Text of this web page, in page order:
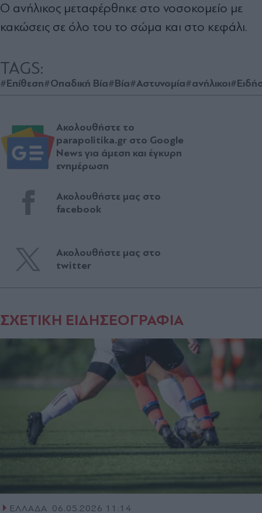
Ο ανήλικος μεταφέρθηκε στο νοσοκομείο με
κακώσεις σε όλο του το σώμα και στο κεφάλι.
TAGS:
#Επίθεση#Οπαδική Βία#Βία#Αστυνομία#ανήλικοι
Ακολουθήστε το
parapolitika.gr στο Google
News για άμεση και έγκυρη
ενημέρωση
Ακολουθήστε μας στο
facebook
Ακολουθήστε μας στο
twitter
ΣΧΕΤΙΚΗ ΕΙΔΗΣΕΟΓΡΑΦΙΑ
ΕΛΛΑΔΑ 06.05.2026 11:14